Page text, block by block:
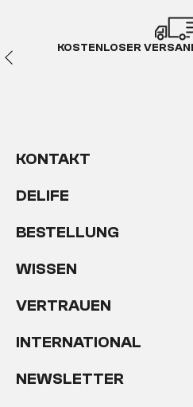
KOSTENLOSER
KONTAKT
DELIFE
BESTELLUNG
WISSEN
VERTRAUEN
INTERNATIONAL
NEWSLETTER